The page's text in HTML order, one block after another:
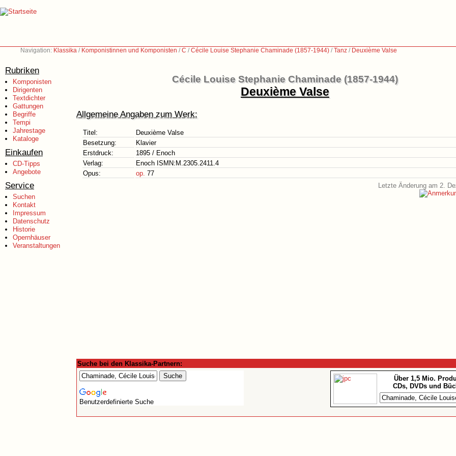
Navigation: Klassika / Komponistinnen und Komponisten /C /Cécile Louise Stephanie Chaminade (1857-1944) /Tanz / Deuxième Valse
Rubriken
Komponisten
Dirigenten
Textdichter
Gattungen
Begriffe
Tempi
Jahrestage
Kataloge
Einkaufen
CD-Tipps
Angebote
Service
Suchen
Kontakt
Impressum
Datenschutz
Historie
Opernhäuser
Veranstaltungen
Cécile Louise Stephanie Chaminade (1857-1944)
Deuxième Valse
Allgemeine Angaben zum Werk:
Titel:
Deuxième Valse
Besetzung:
Klavier
Erstdruck:
1895 / Enoch
Verlag:
Enoch ISMN:M.2305.2411.4
Opus:
op. 77
Letzte Änderung am 2.
Suche bei den Klassika-Partnern:
Benutzerdefinierte Suche
Über 1,5 Mio.
CDs, DVDs und